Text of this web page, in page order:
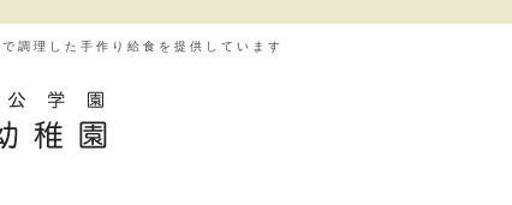
調理した手作り給食を提供しています